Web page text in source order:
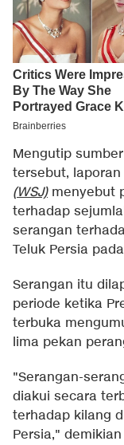
Mengutip
tersebut, laporan
(WSJ)menyebut
terhadap
serangan
Teluk Persia
Serangan itu
periode ketika
terbuka
lima pekan
"Serangan-
diakui secara
terhadap kilang
Persia,"